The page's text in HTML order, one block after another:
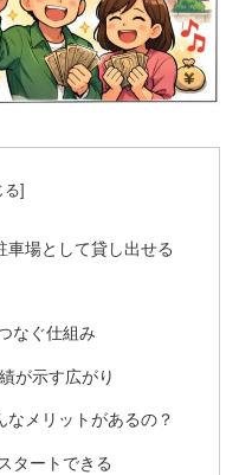
場として貸し出せる
なぐ仕組み
が示す広がり
メリットがあるの？
タートできる